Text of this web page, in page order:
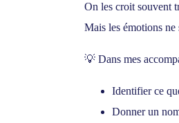
On les croit souvent
Mais les émotions ne
💡 Dans mes
Identifier ce
Donner un